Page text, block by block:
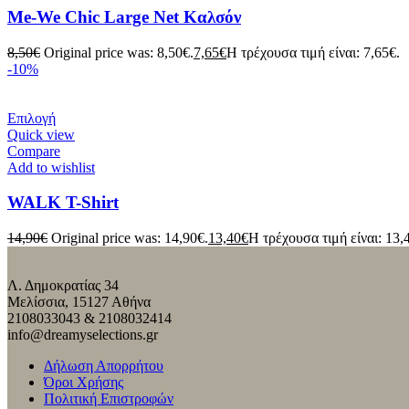
Me-We Chic Large Net Καλσόν
8,50€ Original price was: 8,50€.7,65€Η τρέχουσα τιμή είναι: 7,65€.
-10%
Επιλογή
Quick view
Compare
Add to wishlist
WALK Τ-Shirt
14,90€ Original price was: 14,90€.13,40€Η τρέχουσα τιμή είναι:
Λ. Δημοκρατίας 34
Μελίσσια, 15127 Αθήνα
2108033043 & 2108032414
info@dreamyselections.gr
Δήλωση Απορρήτου
Όροι Χρήσης
Πολιτική Επιστροφών